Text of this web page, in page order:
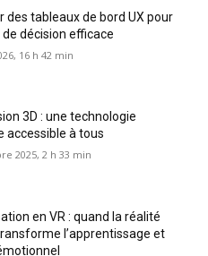
des tableaux de bord UX pour
décision efficace
16 h 42 min
3D : une technologie
accessible à tous
2025, 2 h 33 min
en VR : quand la réalité
l’apprentissage et